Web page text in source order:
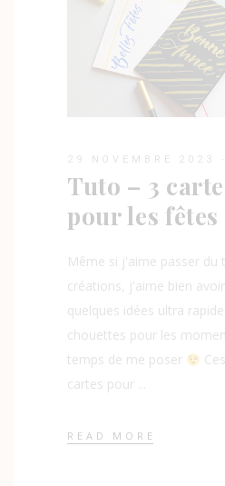
29 NOVEMBRE 2023
Tuto – 3
pour les fêtes
Même si j'aime passer du
créations, j'aime bien
quelques idées ultra
chouettes pour les
temps de me poser
cartes pour
READ MORE